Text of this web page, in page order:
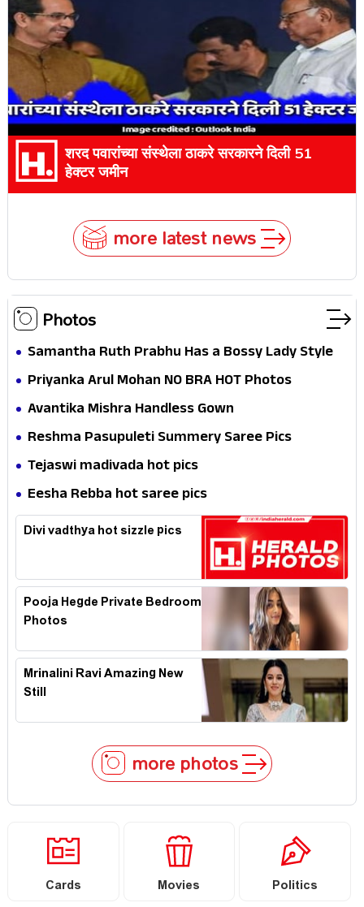
शरद पवारांच्या संस्थेला ठाकरे सरकारने दिली 51
हेक्टर जमीन
more latest news
Photos
Samantha Ruth Prabhu Has a Bossy Lady Style
Priyanka Arul Mohan NO BRA HOT Photos
Avantika Mishra Handless Gown
Reshma Pasupuleti Summery Saree Pics
Tejaswi madivada hot pics
Eesha Rebba hot saree pics
Divi vadthya hot sizzle pics
Pooja Hegde Private Bedroom
Photos
Mrinalini Ravi Amazing New
Still
more photos
Cards Movies Politics